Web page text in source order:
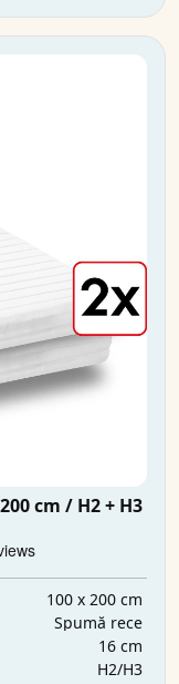
cm / H2 + H3
100 x 200 cm
Spumă rece
16 cm
H2/H3